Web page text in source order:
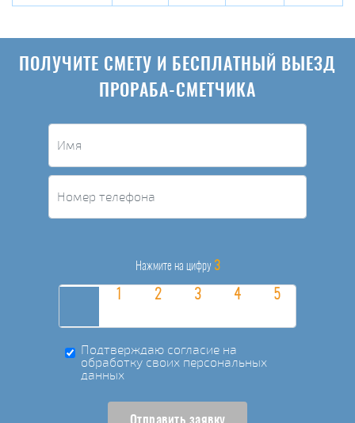
ПОЛУЧИТЕ СМЕТУ И БЕСПЛАТНЫЙ ВЫЕЗД
ПРОРАБА-СМЕТЧИКА
Нажмите на цифру 3
Подтверждаю согласие на
обработку своих персональных
данных